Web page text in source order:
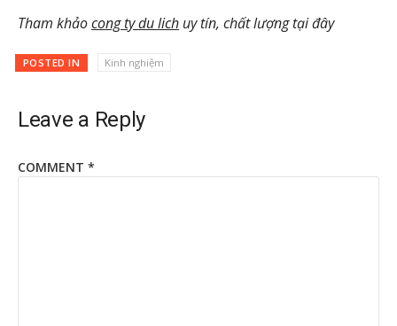
Tham khảocong ty du lich uy tín, chất lượng tại đây
POSTED IN Kinh nghiệm
Leave a Reply
COMMENT *